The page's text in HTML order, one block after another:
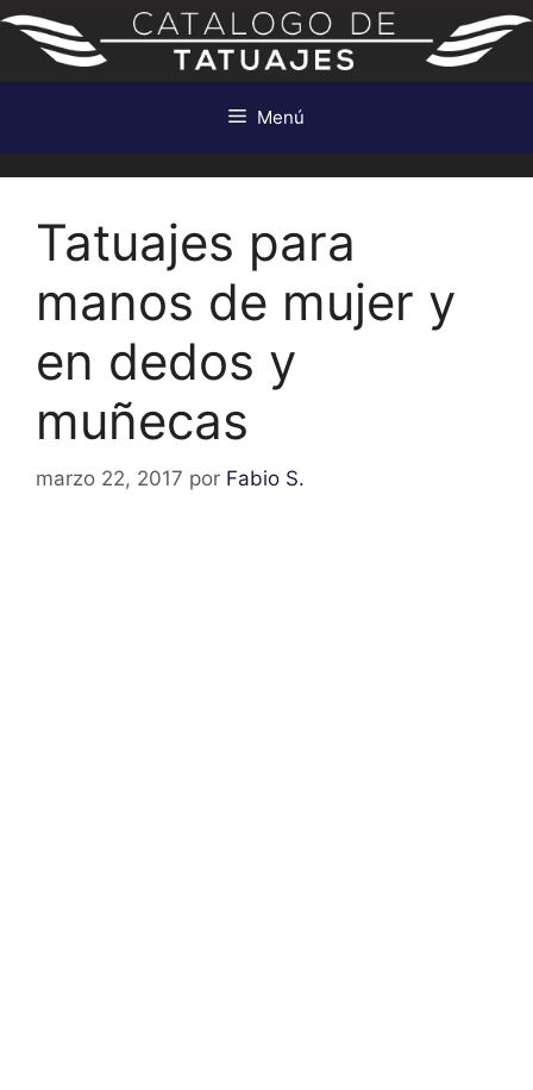
Saltar
contenido
Menú
Tatuajes para
manos de mujer y
en dedos y
muñecas
marzo 22, 2017 por Fabio S.